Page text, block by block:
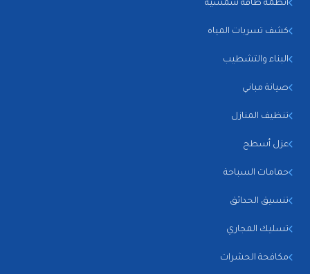
أنظمة طاقة شمسية
كشف تسربات المياه
البناء والتشطيب
صيانة مباني
تنظيف المنازل
عزل أسطح
حمامات السباحة
تنسيق الحدائق
تسليك المجاري
مكافحة الحشرات